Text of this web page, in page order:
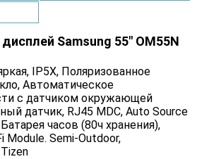
Samsung 55" OM55N
IP5X, Поляризованное
Автоматическое
с датчиком окружающей
датчик, RJ45 MDC, Auto Source
часов (80ч хранения),
Module. Semi-Outdoor,